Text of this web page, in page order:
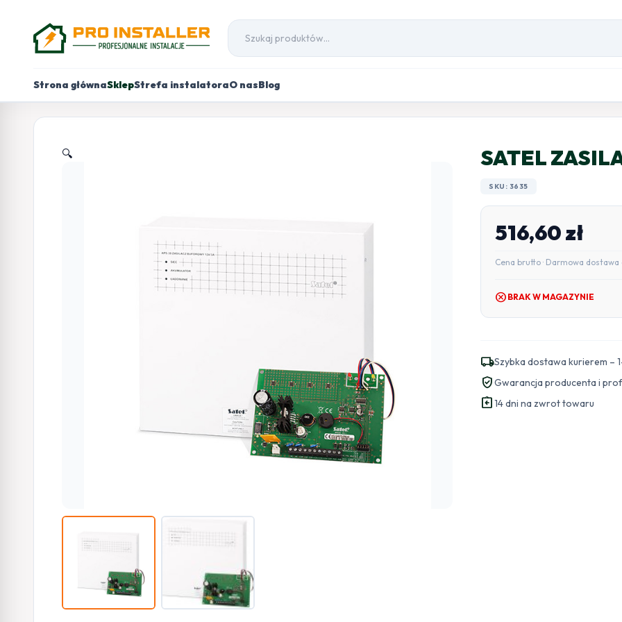
Strona głównaSklepStrefa instalatoraO nasBlog
🔍 SATEL
SKU: 3635
516,60zł
Cena brutto · Darmowa dostawa
cancel BRAK W MAGAZYNIE
local_shippingSzybka dostawa kurierem –
verified_userGwarancja producenta i
assignment_return14 dni na zwrot towaru